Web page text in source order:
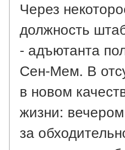
Через
должность
- адъютанта
Сен-Мем. В
в новом
жизни:
за